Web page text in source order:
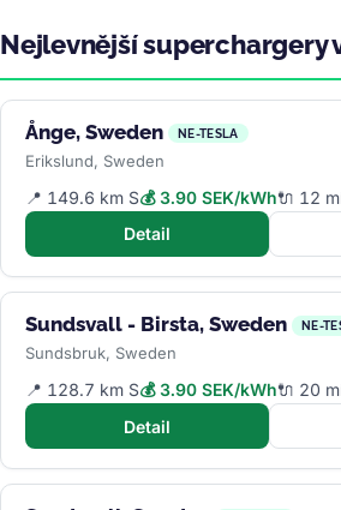
Nejlevnější superchargery
Ånge, Sweden NE-TESLA
Erikslund, Sweden
📍 149.6 km S💰 3.90 SEK/kWh🔌 12
Detail
Sundsvall - Birsta, Sweden NE-
Sundsbruk, Sweden
📍 128.7 km S💰 3.90 SEK/kWh🔌 20
Detail